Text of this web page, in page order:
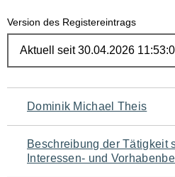
Version des Registereintrags
Navigation
für
den
Dominik Michael Theis
Beschreibung der Tätigkeit
Interessen- und